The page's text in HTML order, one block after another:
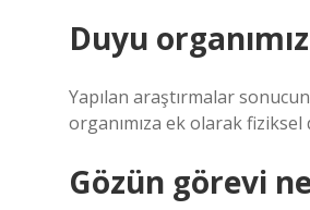
Duyu
Yapılan araştırmalar
organımıza ek olarak fiziksel
Gözün görevi